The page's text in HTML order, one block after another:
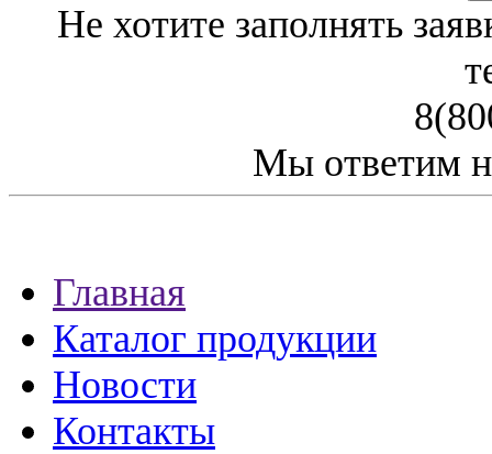
Не хотите заполнять
Мы ответим
Главная
Каталог продукции
Новости
Контакты